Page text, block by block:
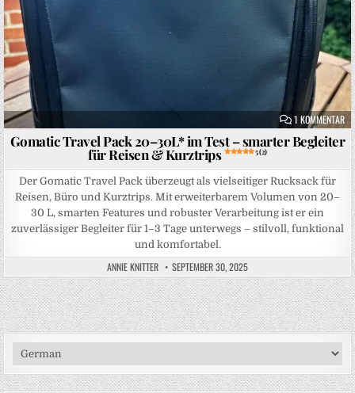
1 KOMMENTAR
Gomatic Travel Pack 20–30L* im Test – smarter Begleiter
für Reisen & Kurztrips 5 (2)
Der Gomatic Travel Pack überzeugt als vielseitiger Rucksack für
Reisen, Büro und Kurztrips. Mit erweiterbarem Volumen von 20–
30 L, smarten Features und robuster Verarbeitung ist er ein
zuverlässiger Begleiter für 1–3 Tage unterwegs – stilvoll, funktional
und komfortabel.
ANNIE KNITTER SEPTEMBER 30, 2025